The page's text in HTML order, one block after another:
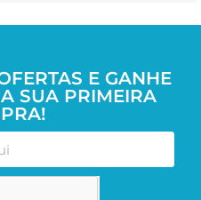
E GANHE
SUA PRIMEIRA